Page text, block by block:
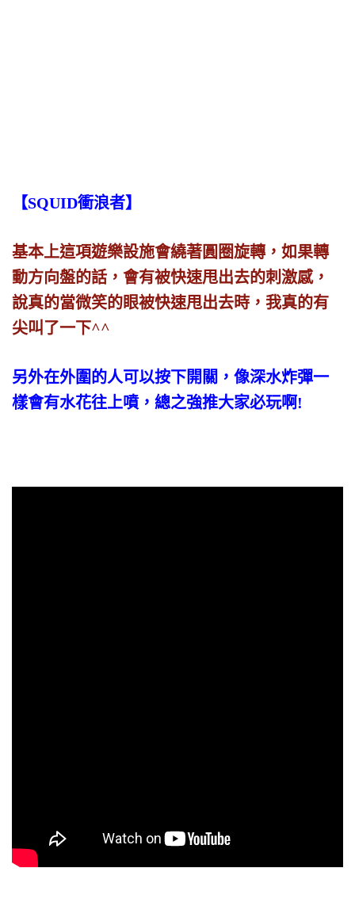
【SQUID衝浪者】
基本上這項遊樂設施會繞著圓圈旋轉，如果轉
動方向盤的話，會有被快速甩出去的刺激感，
說真的當微笑的眼被快速甩出去時，我真的有
尖叫了一下^^
另外在外圍的人可以按下開關，像深水炸彈一
樣會有水花往上噴，總之強推大家必玩啊!